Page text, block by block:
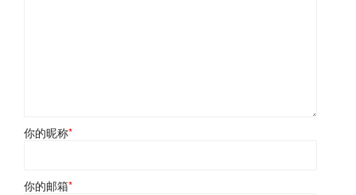
你的昵称*
你的邮箱*